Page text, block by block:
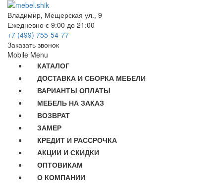
Владимир, Мещерская ул., 9
Ежедневно с 9:00 до 21:00
+7 (499) 755-54-77
Заказать звонок
Mobile Menu
КАТАЛОГ
ДОСТАВКА И СБОРКА МЕБЕЛИ
ВАРИАНТЫ ОПЛАТЫ
МЕБЕЛЬ НА ЗАКАЗ
ВОЗВРАТ
ЗАМЕР
КРЕДИТ И РАССРОЧКА
АКЦИИ И СКИДКИ
ОПТОВИКАМ
О КОМПАНИИ